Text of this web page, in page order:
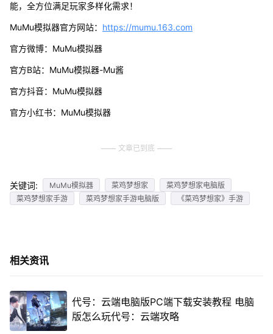
能，全方位满足玩家多样化需求！
MuMu模拟器官方网站： https://mumu.163.com
官方微博：MuMu模拟器
官方B站：MuMu模拟器-Mu酱
官方抖音：MuMu模拟器
官方小红书：MuMu模拟器
文章已到底
关键词: MuMu模拟器 菜鸡梦想家
菜鸡梦想家电脑版
菜鸡梦想家手游
菜鸡梦想家手游电脑版 《菜鸡梦想家》手游
相关资讯
代号：云端电脑版PC端下载安装教程 电脑
版怎么玩代号：云端攻略